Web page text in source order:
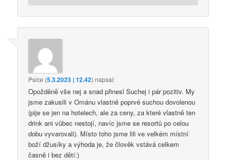
Psice (5.3.2023 | 12.42)napsal:
Opožděně vše nej a snad přinesl Suchej i pár pozitiv. My
jsme zakusili v Ománu vlastně poprvé suchou dovolenou
(pije se jen na hotelech, ale za ceny, za které vlastně ten
drink ani vůbec nestojí, navíc jsme se resortů po celou
dobu vyvarovali). Místo toho jsme lili ve velkém místní
boží džusíky a výhoda je, že člověk vstává celkem
časně i bez dětí:)